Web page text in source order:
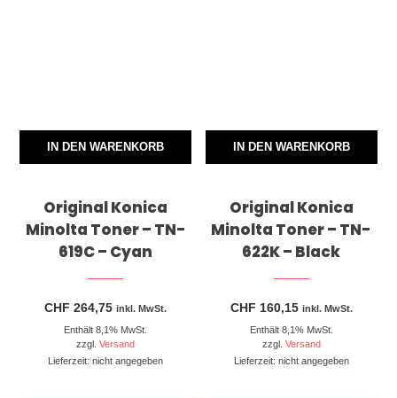
IN DEN WARENKORB
Original Konica
Minolta Toner – TN-
619C – Cyan
CHF 264,75 inkl. MwSt.
Enthält 8,1% MwSt.
zzgl.Versand
Lieferzeit: nicht angegeben
IN DEN WARENKORB
Original Konica
Minolta Toner – TN-
622K – Black
CHF 160,15 inkl. MwSt.
Enthält 8,1% MwSt.
zzgl. Versand
Lieferzeit: nicht angegeben